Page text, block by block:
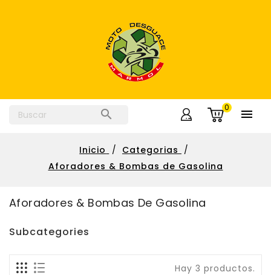
 
0
Inicio
Categorias
Aforadores & Bombas de Gasolina
Aforadores & Bombas De Gasolina
Subcategories
Hay 3 productos.